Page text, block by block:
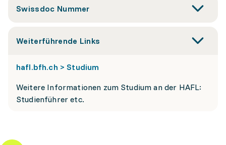
Swissdoc Nummer
Weiterführende Links
hafl.bfh.ch > Studium
Weitere Informationen zum Studium an der HAFL:
Studienführer etc.